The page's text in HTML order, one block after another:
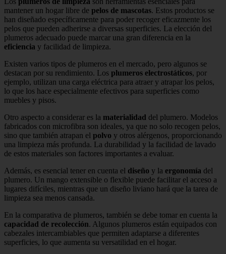
mantener un hogar libre de pelos de mascotas. Estos productos se
han diseñado específicamente para poder recoger eficazmente los
pelos que pueden adherirse a diversas superficies. La elección del
plumeros adecuado puede marcar una gran diferencia en la
eficiencia y facilidad de limpieza.
Existen varios tipos de plumeros en el mercado, pero algunos se
destacan por su rendimiento. Los plumeros electrostáticos, por
ejemplo, utilizan una carga eléctrica para atraer y atrapar los pelos,
lo que los hace especialmente efectivos para superficies como
muebles y pisos.
Otro aspecto a considerar es la materialidad del plumero. Modelos
fabricados con microfibra son ideales, ya que no solo recogen pelos,
sino que también atrapan el polvo y otros alérgenos, proporcionando
una limpieza más profunda. La durabilidad y la facilidad de lavado
de estos materiales son factores importantes a evaluar.
Además, es esencial tener en cuenta el diseño y la ergonomía del
plumero. Un mango extensible o flexible puede facilitar el acceso a
lugares difíciles, mientras que un diseño liviano hará que la tarea de
limpieza sea menos cansada.
En la comparativa de plumeros, también se debe tomar en cuenta la
capacidad de recolección. Algunos plumeros están equipados con
cabezales intercambiables que permiten adaptarse a diferentes
superficies, lo que aumenta su versatilidad en el hogar.